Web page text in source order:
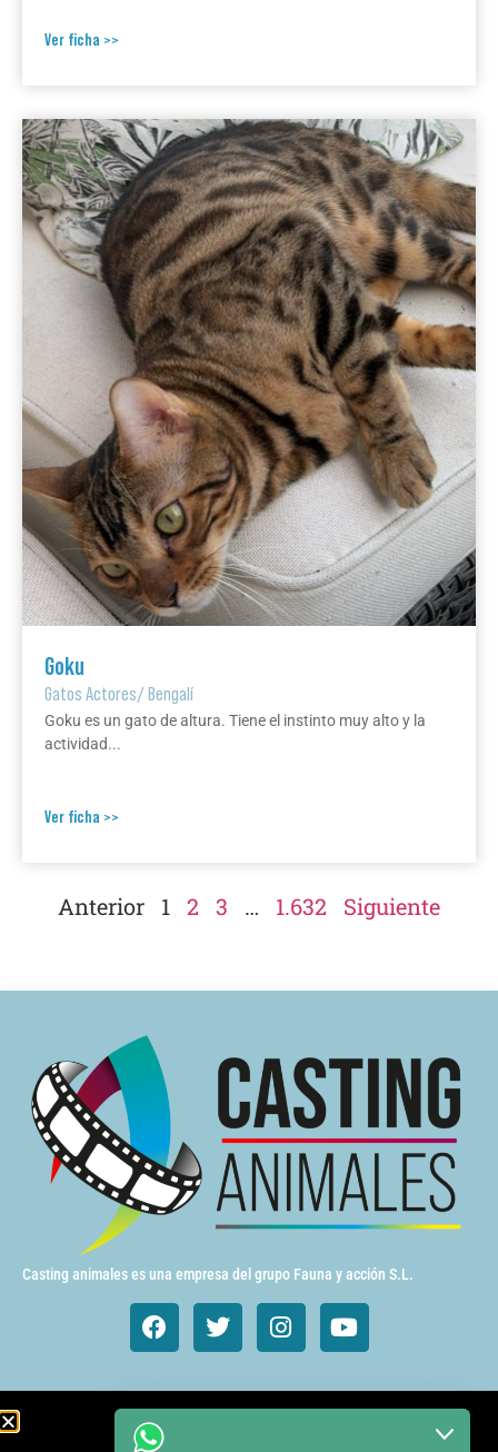
Ver ficha >>
Goku
Gatos Actores/Bengalí
Goku es un gato de altura. Tiene el instinto muy alto y la
actividad...
Ver ficha >>
Anterior 1 2 3 … 1.632 Siguiente
Casting animales es una empresa del grupo Fauna y acción S.L.
Animales de cine y TV